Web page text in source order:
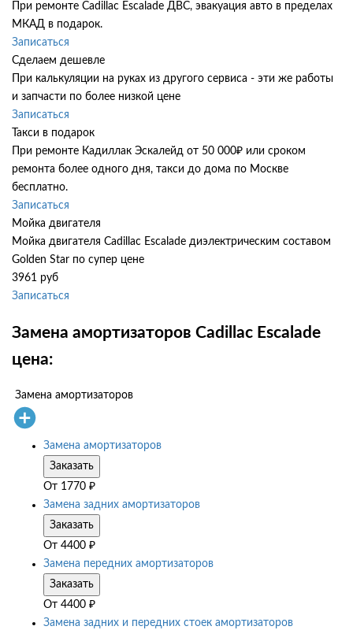
При ремонте Cadillac Escalade ДВС, эвакуация авто в пределах
МКАД в подарок.
Записаться
Сделаем дешевле
При калькуляции на руках из другого сервиса - эти же работы
и запчасти по более низкой цене
Записаться
Такси в подарок
При ремонте Кадиллак Эскалейд от 50 000₽ или сроком
ремонта более одного дня, такси до дома по Москве
бесплатно.
Записаться
Мойка двигателя
Мойка двигателя Cadillac Escalade диэлектрическим составом
Golden Star по супер цене
3961 руб
Записаться
Замена амортизаторов Cadillac Escalade
цена:
Замена амортизаторов
Замена амортизаторов
Заказать
От 1770 ₽
Замена задних амортизаторов
Заказать
От 4400 ₽
Замена передних амортизаторов
Заказать
От 4400 ₽
Замена задних и передних стоек амортизаторов